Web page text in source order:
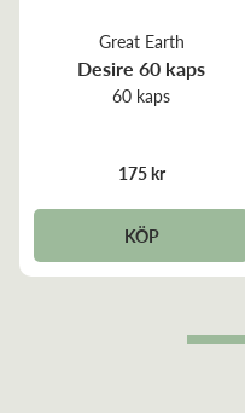
Great Earth
Desire 60 kaps
60 kaps
175 kr
KÖP